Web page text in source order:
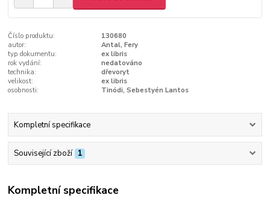
Číslo produktu:
130680
autor:
Antal, Fery
typ dokumentu:
ex libris
rok vydání:
nedatováno
technika:
dřevoryt
velikost:
ex libris
osobnosti:
Tinódi, Sebestyén Lantos
Kompletní specifikace
Související zboží 1
Kompletní specifikace